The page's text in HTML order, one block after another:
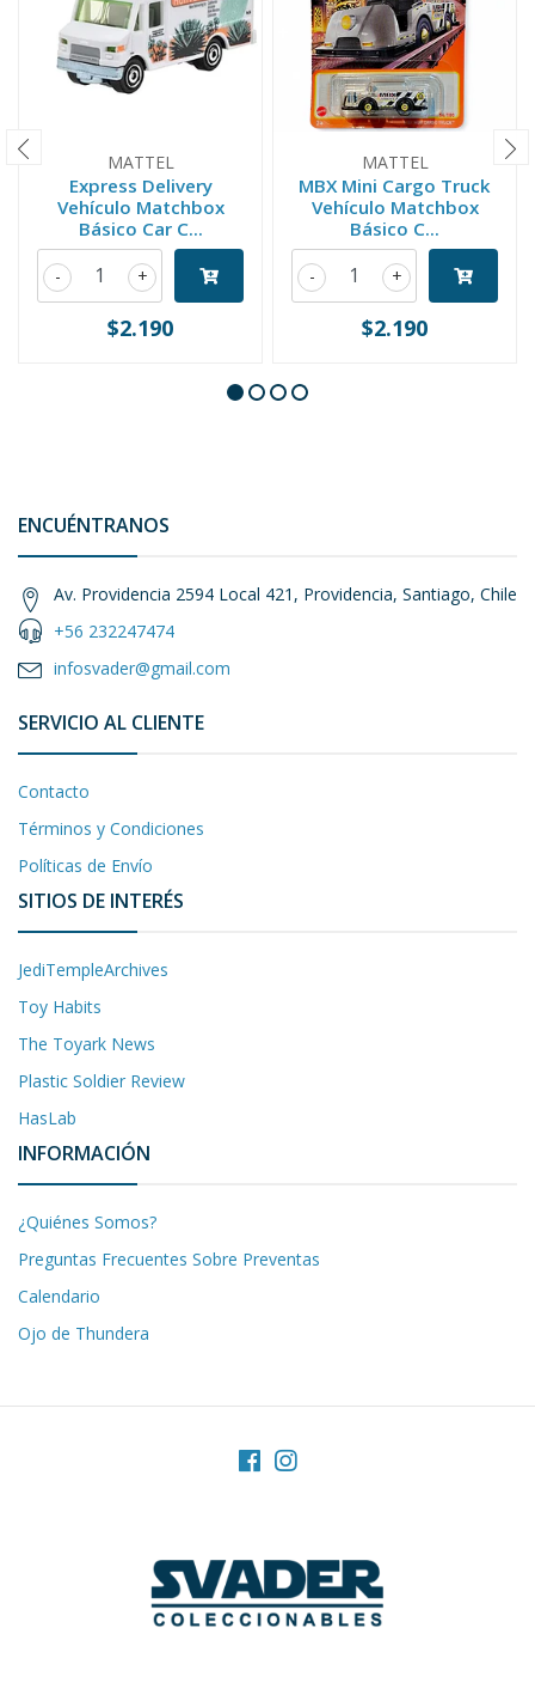
MATTEL
Express Delivery
Vehículo Matchbox
Básico Car C...
+
-
$2.190
MATTEL
MBX Mini Cargo Truck
Vehículo Matchbox
Básico C...
+
-
$2.190
ENCUÉNTRANOS
Av. Providencia 2594 Local 421, Providencia, Santiago, Chile
+56 232247474
infosvader@gmail.com
SERVICIO AL CLIENTE
Contacto
Términos y Condiciones
Políticas de Envío
SITIOS DE INTERÉS
JediTempleArchives
Toy Habits
The Toyark News
Plastic Soldier Review
HasLab
INFORMACIÓN
¿Quiénes Somos?
Preguntas Frecuentes Sobre Preventas
Calendario
Ojo de Thundera